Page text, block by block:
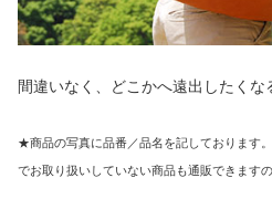
間違いなく、どこかへ遠出したくな
★商品の写真に品番／品名を記しております。
でお取り扱いしていない商品も通販できます